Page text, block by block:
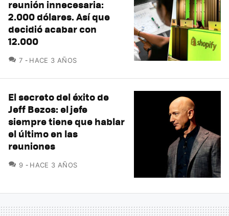
reunión innecesaria:
2.000 dólares. Así que
decidió acabar con
12.000
7 COMENTARIOS
HACE 3 AÑOS
El secreto del éxito de
Jeff Bezos: el jefe
siempre tiene que hablar
el último en las
reuniones
9 COMENTARIOS
HACE 3 AÑOS